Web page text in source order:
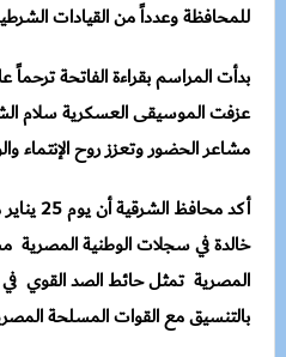
للمحافظة وعدداً من القيادات
بدأت المراسم بقراءة الفاتحة ترحماً
عزفت الموسيقى العسكرية سلام
مشاعر الحضور وتعزز روح الإنتماء
أكد
خالدة في سجلات الوطنية المصرية
المصرية تمثل حائط الصد القوي في
بالتنسيق مع القوات المسلحة